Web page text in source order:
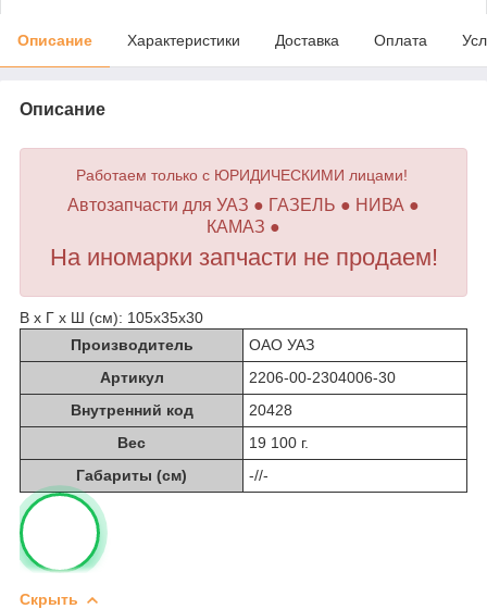
Описание Характеристики Доставка Оплата
Описание
Работаем только с ЮРИДИЧЕСКИМИ лицами!
Автозапчасти для УАЗ ● ГАЗЕЛЬ ● НИВА ●
КАМАЗ ●
На иномарки запчасти не продаем!
В х Г х Ш (см): 105х35х30
Производитель
ОАО УАЗ
Артикул
2206-00-2304006-30
Внутренний код
20428
Вес
19 100 г.
Габариты (см)
-//-
Скрыть